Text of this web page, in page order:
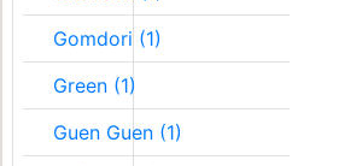
Gomdori (1)
Green (1)
Guen Guen (1)